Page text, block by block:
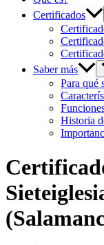
Certificados
Saber más
Para qué
Historia